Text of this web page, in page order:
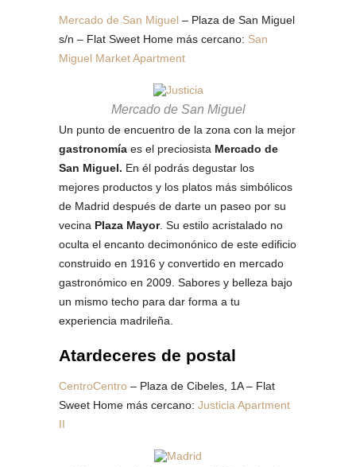
Mercado de San Miguel – Plaza de San Miguel
s/n – Flat Sweet Home más cercano: San
Miguel Market Apartment
Mercado de San Miguel
Un punto de encuentro de la zona con la mejor
gastronomía es el preciosista Mercado de
San Miguel. En él podrás degustar los
mejores productos y los platos más simbólicos
de Madrid después de darte un paseo por su
vecina Plaza Mayor. Su estilo acristalado no
oculta el encanto decimonónico de este edificio
construido en 1916 y convertido en mercado
gastronómico en 2009. Sabores y belleza bajo
un mismo techo para dar forma a tu
experiencia madrileña.
Atardeceres de postal
CentroCentro – Plaza de Cibeles, 1A – Flat
Sweet Home más cercano: Justicia Apartment
II